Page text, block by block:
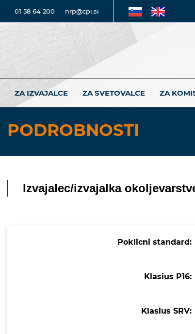
01 58 64 200 · nrp@cpi.si
ZA IZVAJALCE ZA SVETOVALCE ZA
PODROBNOSTI
Izvajalec/izvajalka
Poklicni standard:
Klasius P16:
Klasius SRV: